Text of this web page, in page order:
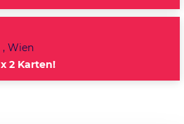
, Wien
2 Karten!